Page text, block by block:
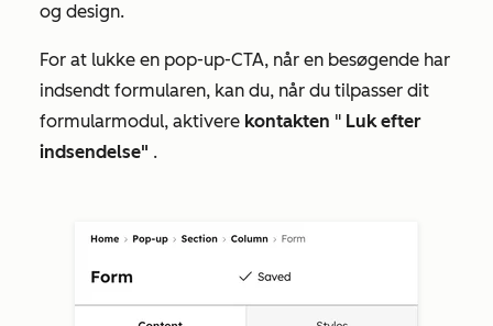
og design.
For at lukke en pop-up-CTA, når en besøgende har
indsendt formularen, kan du, når du tilpasser dit
formularmodul, aktivere kontakten " Luk efter
indsendelse" .